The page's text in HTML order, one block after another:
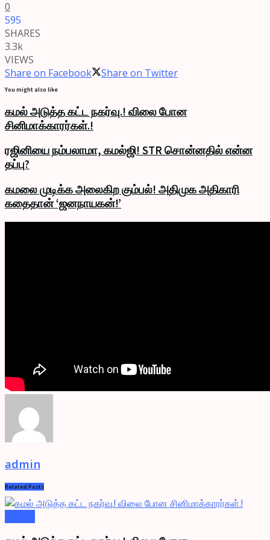
0
595
SHARES
3.3k
VIEWS
Share on Facebook
Share on Twitter
You might also like
கமல் அடுத்த கட்ட நகர்வு.! விலை போன
சினிமாக்காரர்கள்.!
ரஜினியை நம்பலாமா, கமல்ஜி! STR சொன்னதில் என்ன
தப்பு?
கமலை முடிக்க அலைகிற கும்பல்! அதிமுக அதிகாரி
கதைதான் ‘ஜனநாயகன்!’
admin
Related Posts